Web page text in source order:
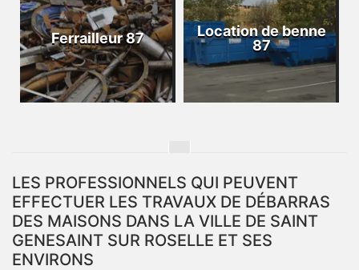
Ferrailleur 87
Location de benne
87
LES PROFESSIONNELS QUI PEUVENT
EFFECTUER LES TRAVAUX DE DÉBARRAS
DES MAISONS DANS LA VILLE DE SAINT
GENESAINT SUR ROSELLE ET SES
ENVIRONS